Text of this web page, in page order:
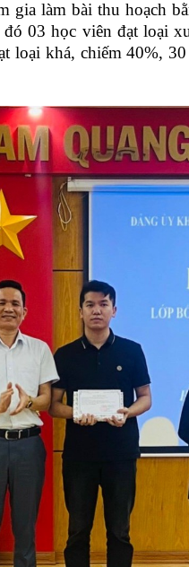
gia làm bài thu hoạch
03 học viên đạt loại
loại khá, chiếm 40%,